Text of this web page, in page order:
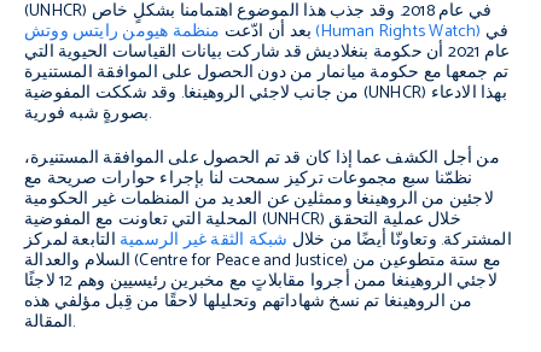
(UNHCR) في عام 2018. وقد جذب هذا الموضوع اهتمامنا بشكلٍ خاص
بعد أن ادّعتمنظمة هيومن رايتس ووتش (Human Rights Watch)
عام 2021 أن حكومة بنغلاديش قد شاركت بيانات القياسات الحيوية التي
تم جمعها مع حكومة ميانمار من دون الحصول على الموافقة المستنيرة
من جانب لاجئي الروهينغا. وقد شككت المفوضية (UNHCR) بهذا الادعاء
بصورةٍ شبه فورية.
من أجل الكشف عما إذا كان قد تم الحصول على الموافقة المستنيرة،
نظمّنا سبع مجموعات تركيز سمحت لنا بإجراء حوارات صريحة مع
لاجئين من الروهينغا وممثلين عن العديد من المنظمات غير الحكومية
المحلية التي تعاونت مع المفوضية (UNHCR) خلال عملية التحقق
المشتركة. وتعاونّا أيضًا من خلال شبكة الثقة غير الرسمية التابعة لمركز
السلام والعدالة (Centre for Peace and Justice) مع ستة متطوعين من
لاجئي الروهينغا ممن أجروا مقابلاتٍ مع مخبرين رئيسيين وهم 12 لاجئًا
من الروهينغا تم نسخ شهاداتهم وتحليلها لاحقًا من قِبل مؤلفي هذه
المقالة.